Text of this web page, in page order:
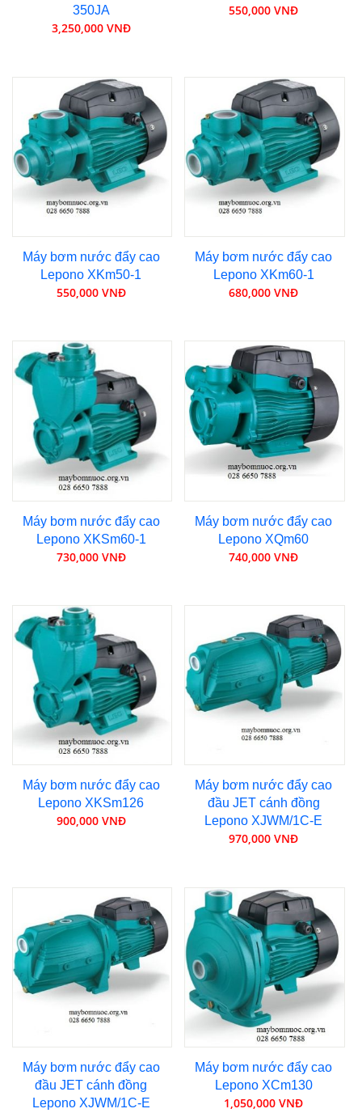
350JA
3,250,000 VNĐ
550,000 VNĐ
Máy bơm nước đẩy cao
Lepono XKm50-1
550,000 VNĐ
Máy bơm nước đẩy cao
Lepono XKm60-1
680,000 VNĐ
Máy bơm nước đẩy cao
Lepono XKSm60-1
730,000 VNĐ
Máy bơm nước đẩy cao
Lepono XQm60
740,000 VNĐ
Máy bơm nước đẩy cao
Lepono XKSm126
900,000 VNĐ
Máy bơm nước đẩy cao
đầu JET cánh đồng
Lepono XJWM/1C-E
970,000 VNĐ
Máy bơm nước đẩy cao
đầu JET cánh đồng
Lepono XJWM/1C-E
Máy bơm nước đẩy cao
Lepono XCm130
1,050,000 VNĐ